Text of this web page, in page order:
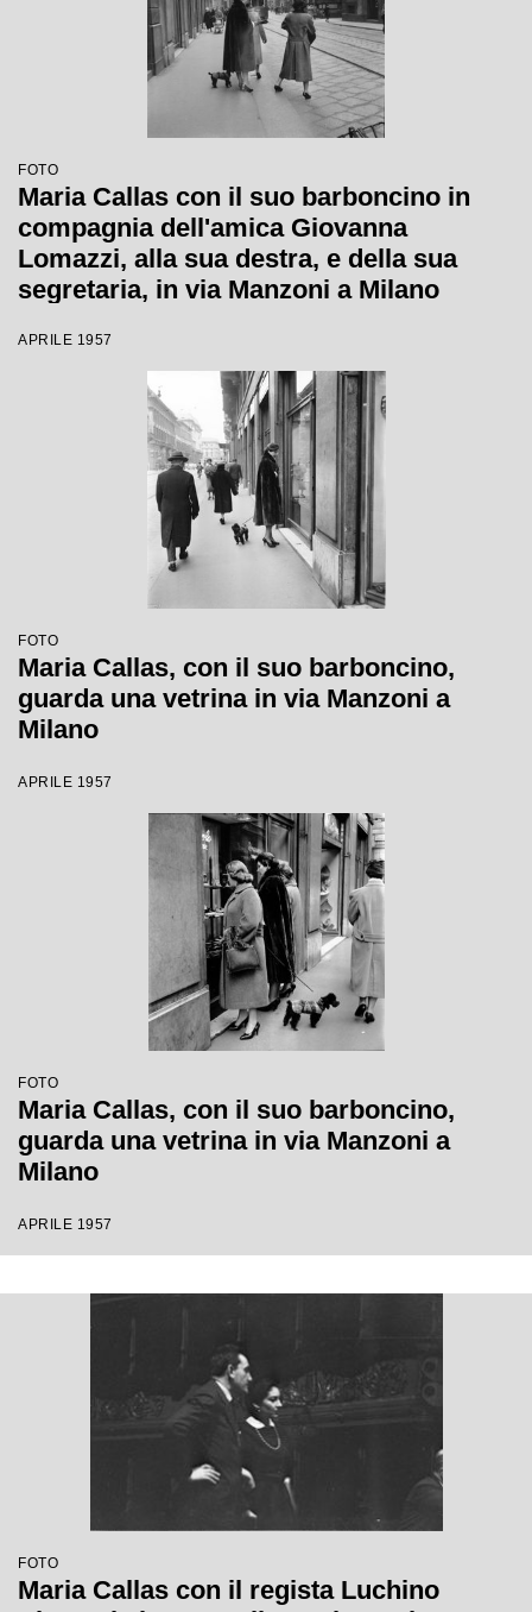
FOTO
Maria Callas con il suo barboncino in
compagnia dell'amica Giovanna
Lomazzi, alla sua destra, e della sua
segretaria, in via Manzoni a Milano
APRILE 1957
FOTO
Maria Callas, con il suo barboncino,
guarda una vetrina in via Manzoni a
Milano
APRILE 1957
FOTO
Maria Callas, con il suo barboncino,
guarda una vetrina in via Manzoni a
Milano
APRILE 1957
FOTO
Maria Callas con il regista Luchino